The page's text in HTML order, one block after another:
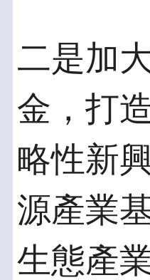
二是加
金，打
略性新
源產業
生態產